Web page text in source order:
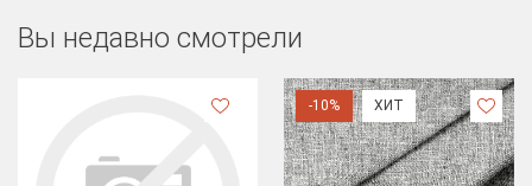
Вы недавно смотрели
-10% ХИТ